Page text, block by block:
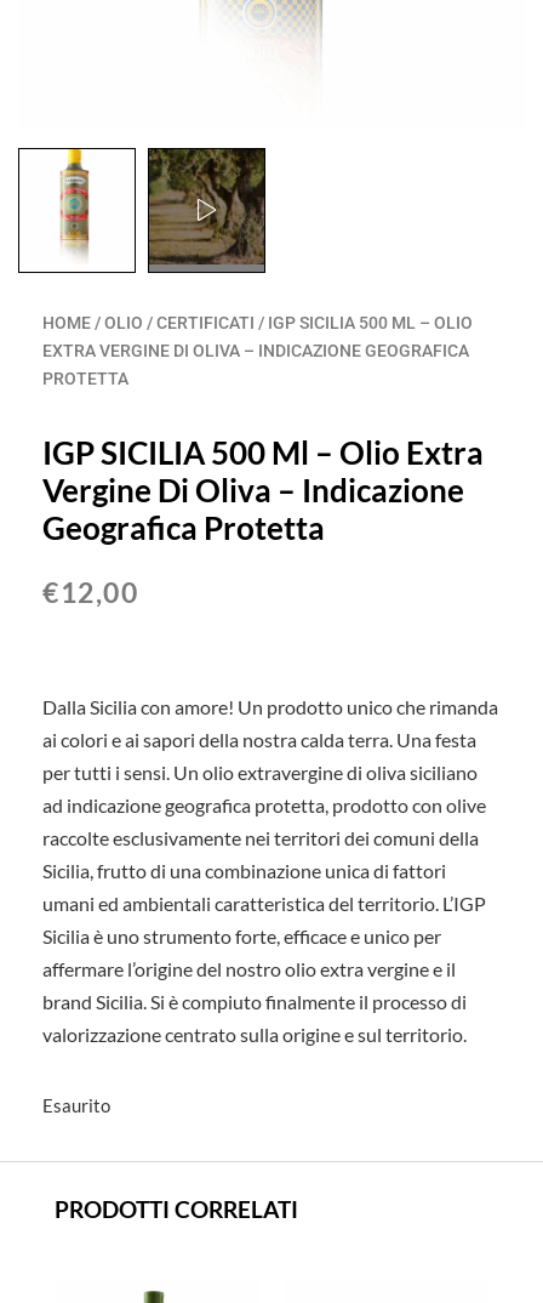
HOME /OLIO /CERTIFICATI / IGP SICILIA 500 ML – OLIO
EXTRA VERGINE DI OLIVA – INDICAZIONE GEOGRAFICA
PROTETTA
IGP SICILIA 500 Ml – Olio Extra
Vergine Di Oliva – Indicazione
Geografica Protetta
€12,00
Dalla Sicilia con amore! Un prodotto unico che rimanda
ai colori e ai sapori della nostra calda terra. Una festa
per tutti i sensi. Un olio extravergine di oliva siciliano
ad indicazione geografica protetta, prodotto con olive
raccolte esclusivamente nei territori dei comuni della
Sicilia, frutto di una combinazione unica di fattori
umani ed ambientali caratteristica del territorio. L’IGP
Sicilia è uno strumento forte, efficace e unico per
affermare l’origine del nostro olio extra vergine e il
brand Sicilia. Si è compiuto finalmente il processo di
valorizzazione centrato sulla origine e sul territorio.
Esaurito
PRODOTTI CORRELATI